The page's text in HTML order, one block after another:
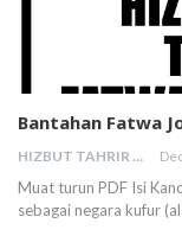
Bantahan Fatwa
HIZBUT TAHRIR MALAYSIA
Muat turun PDF Isi
sebagai negara kufur